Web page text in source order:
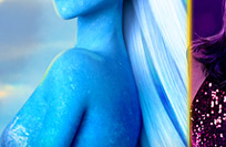
Autor:
Redakcija
10:54, 14.05.2026